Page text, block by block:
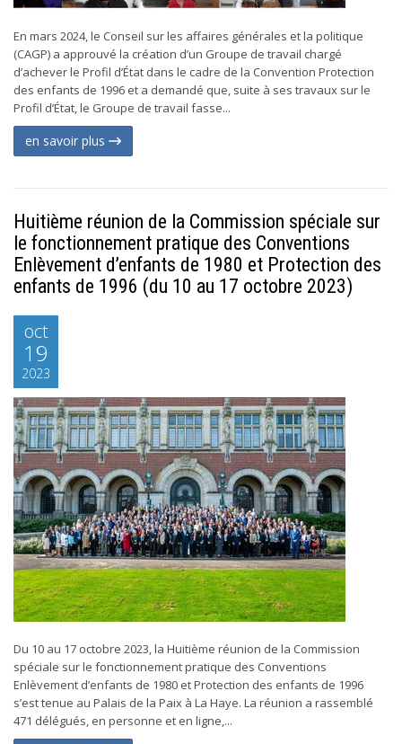
En mars 2024, le Conseil sur les affaires générales et la politique
(CAGP) a approuvé la création d’un Groupe de travail chargé
d’achever le Profil d’État dans le cadre de la Convention Protection
des enfants de 1996 et a demandé que, suite à ses travaux sur le
Profil d’État, le Groupe de travail fasse...
en savoir plus
Huitième réunion de la Commission spéciale sur
le fonctionnement pratique des Conventions
Enlèvement d’enfants de 1980 et Protection des
enfants de 1996 (du 10 au 17 octobre 2023)
oct
19
2023
Du 10 au 17 octobre 2023, la Huitième réunion de la Commission
spéciale sur le fonctionnement pratique des Conventions
Enlèvement d’enfants de 1980 et Protection des enfants de 1996
s’est tenue au Palais de la Paix à La Haye. La réunion a rassemblé
471 délégués, en personne et en ligne,...